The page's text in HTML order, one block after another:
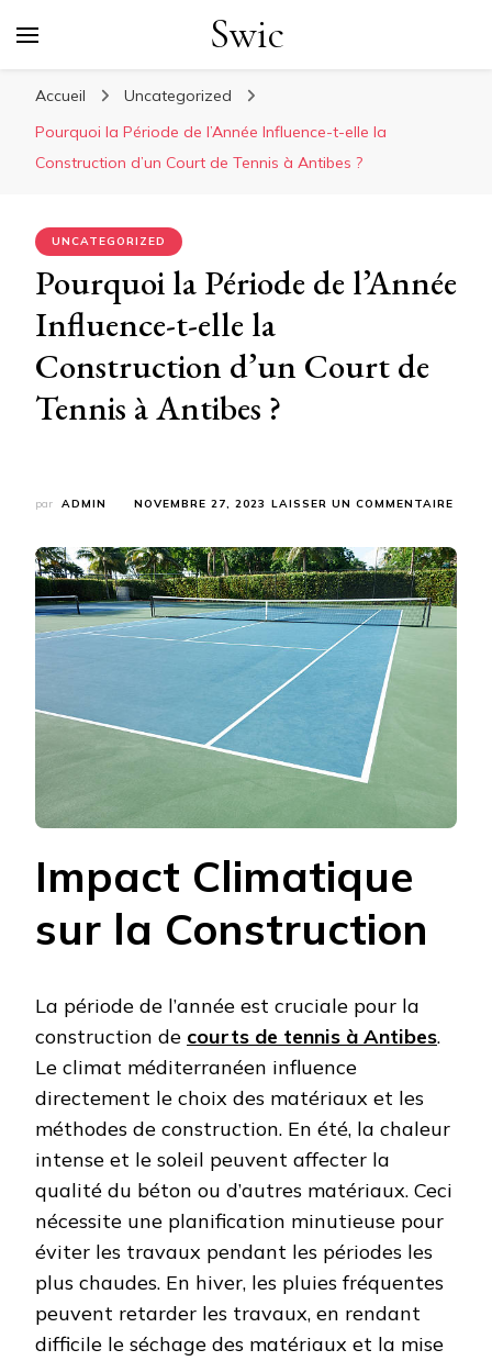
Swic
Accueil
Uncategorized
Pourquoi la Période de l’Année Influence-t-elle la
Construction d’un Court de Tennis à Antibes ?
UNCATEGORIZED
Pourquoi la Période de l’Année
Influence-t-elle la
Construction d’un Court de
Tennis à Antibes ?
par ADMIN NOVEMBRE 27, 2023 LAISSER UN COMMENTAIRE
DE
Impact Climatique
sur la Construction
La période de l’année est cruciale pour la
construction de courts de tennis à Antibes.
Le climat méditerranéen influence
directement le choix des matériaux et les
méthodes de construction. En été, la chaleur
intense et le soleil peuvent affecter la
qualité du béton ou d’autres matériaux. Ceci
nécessite une planification minutieuse pour
éviter les travaux pendant les périodes les
plus chaudes. En hiver, les pluies fréquentes
peuvent retarder les travaux, en rendant
difficile le séchage des matériaux et la mise